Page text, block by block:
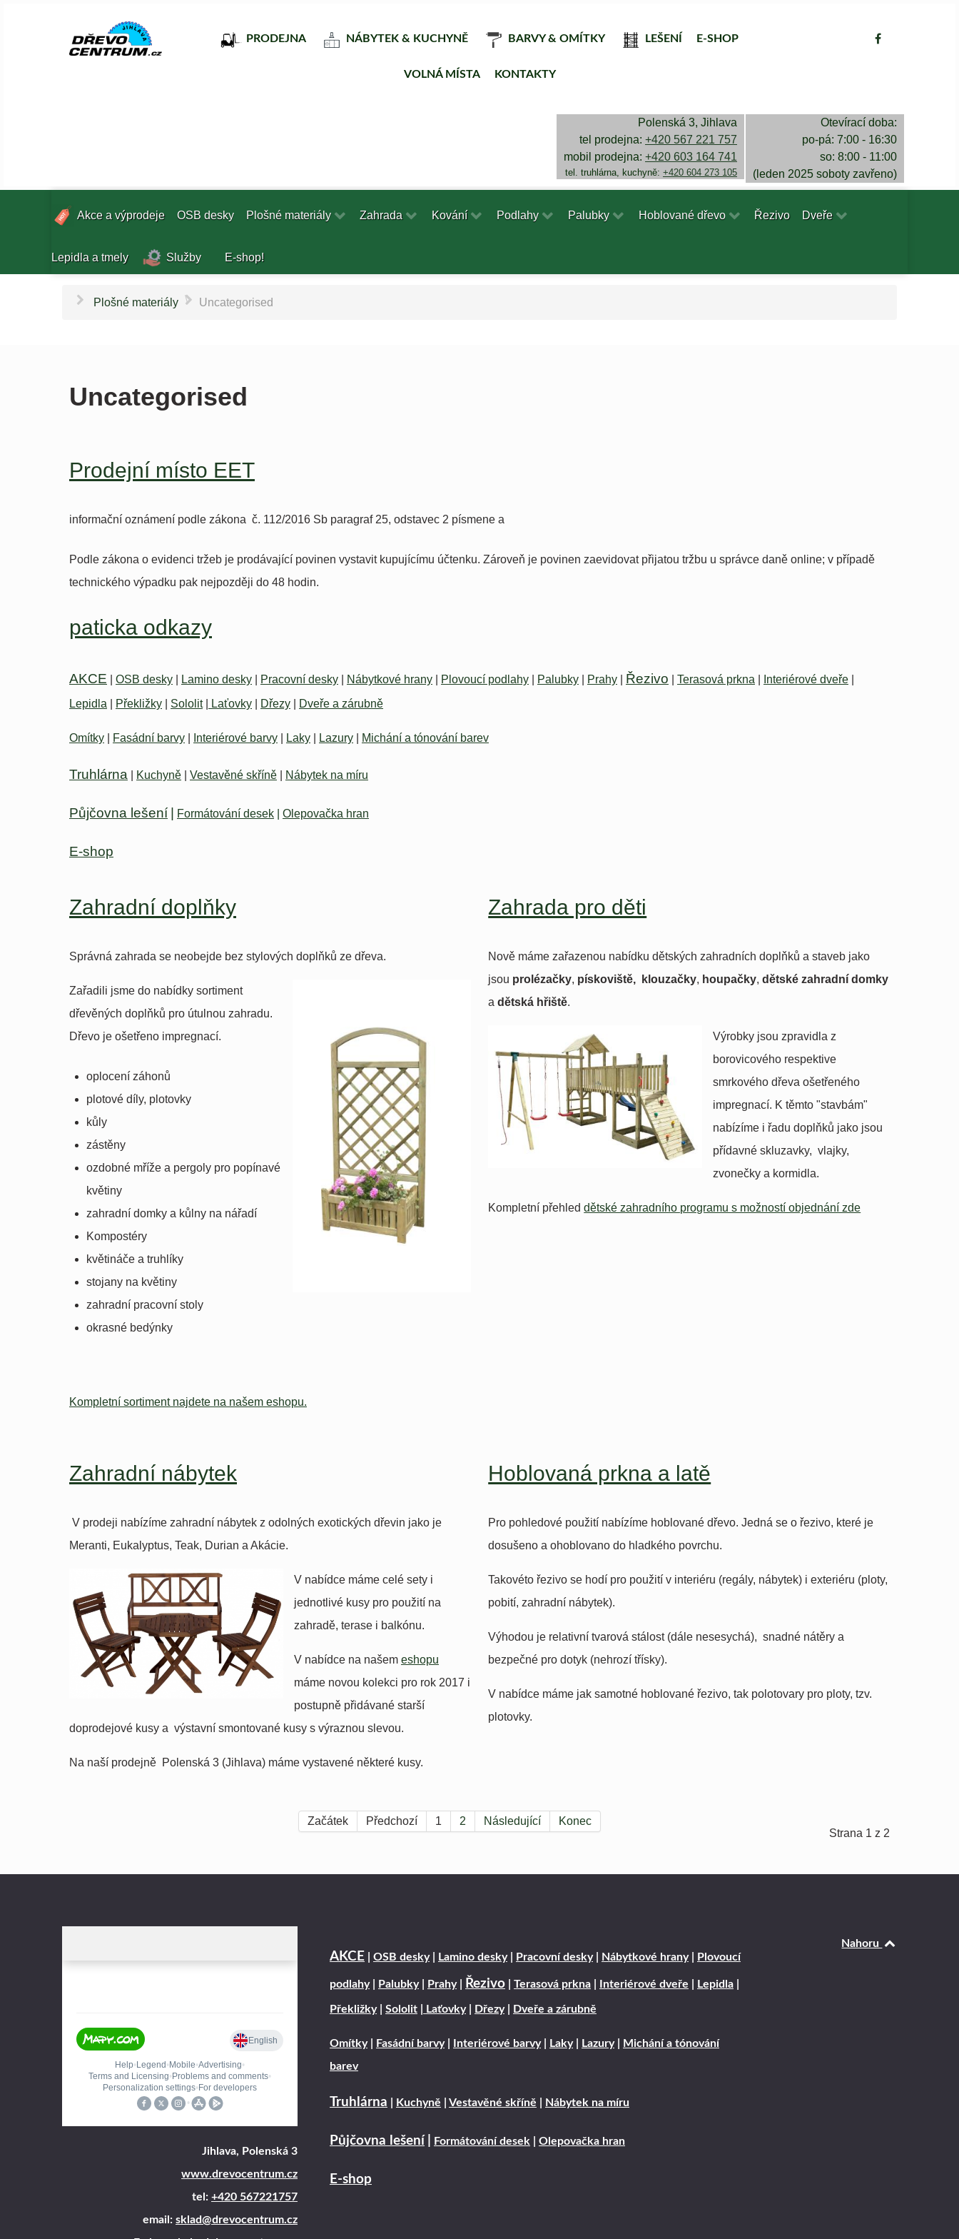
PRODEJNA NÁBYTEK & KUCHYNĚ BARVY & OMÍTKY LEŠENÍ E-SHOP
VOLNÁ MÍSTA KONTAKTY
Polenská 3, Jihlava
tel prodejna: +420 567 221 757
mobil prodejna: +420 603 164 741
tel. truhlárna, kuchyně: +420 604 273 105
Otevírací doba:
po-pá: 7:00 - 16:30
so: 8:00 - 11:00
(leden 2025 soboty zavřeno)
Akce a výprodeje OSB desky Plošné materiály Zahrada Kování Podlahy Palubky Hoblované dřevo Řezivo Dveře
Lepidla a tmely Služby E-shop!
Plošné materiály \ Uncategorised
Uncategorised
Prodejní místo EET
informační oznámení podle zákona č. 112/2016 Sb paragraf 25, odstavec 2 písmene a
Podle zákona o evidenci tržeb je prodávající povinen vystavit kupujícímu účtenku. Zároveň je povinen zaevidovat přijatou tržbu u správce daně online; v případě
technického výpadku pak nejpozději do 48 hodin.
paticka odkazy
AKCE OSB desky Lamino desky Pracovní desky Nábytkové hrany Plovoucí podlahy Palubky Prahy Řezivo Terasová prkna Interiérové dveře
Lepidla
Překližky Sololit| Laťovky Dřezy Dveře a zárubně
Omítky Fasádní barvy Interiérové barvy Laky Lazury Michání a tónování barev
Truhlárna Kuchyně Vestavěné skříně Nábytek na míru
Půjčovna lešení | Formátování desek Olepovačka hran
E-shop
Zahradní doplňky
Správná zahrada se neobejde bez stylových doplňků ze dřeva.
Zařadili jsme do nabídky sortiment
dřevěných doplňků pro útulnou zahradu.
Dřevo je ošetřeno impregnací.
oplocení záhonů
plotové díly, plotovky
kůly
zástěny
ozdobné mříže a pergoly pro popínavé
květiny
zahradní domky a kůlny na nářadí
Kompostéry
květináče a truhlíky
stojany na květiny
zahradní pracovní stoly
okrasné bedýnky
Kompletní sortiment najdete na našem eshopu.
Zahrada pro děti
Nově máme zařazenou nabídku dětských zahradních doplňků a staveb jako
jsou prolézačky, pískoviště, klouzačky, houpačky,dětské zahradní domky
adětská hřiště.
Výrobky jsou zpravidla z
borovicového respektive
smrkového dřeva ošetřeného
impregnací. K těmto "stavbám"
nabízíme i řadu doplňků jako jsou
přídavné skluzavky, vlajky,
zvonečky a kormidla.
Kompletní přehleddětské zahradního programu s možností objednání zde
Zahradní nábytek
V prodeji nabízíme zahradní nábytek z odolných exotických dřevin jako je
Meranti, Eukalyptus, Teak, Durian a Akácie.
V nabídce máme celé sety i
jednotlivé kusy pro použití na
zahradě, terase i balkónu.
V nabídce na našem eshopu
máme novou kolekci pro rok 2017 i
postupně přidávané starší
doprodejové kusy a výstavní smontované kusy s výraznou slevou.
Na naší prodejně Polenská 3 (Jihlava) máme vystavené některé kusy.
Hoblovaná prkna a latě
Pro pohledové použití nabízíme hoblované dřevo. Jedná se o řezivo, které je
dosušeno a ohoblovano do hladkého povrchu.
Takovéto řezivo se hodí pro použití v interiéru (regály, nábytek) i exteriéru (ploty,
pobití, zahradní nábytek).
Výhodou je relativní tvarová stálost (dále nesesychá), snadné nátěry a
bezpečné pro dotyk (nehrozí třísky).
V nabídce máme jak samotné hoblované řezivo, tak polotovary pro ploty, tzv.
plotovky.
Strana 1 z 2
Začátek Předchozí 1 2 Následující Konec
Jihlava, Polenská 3
www.drevocentrum.cz
tel: +420 567221757
email: sklad@drevocentrum.cz
AKCE OSB desky| Lamino desky| Pracovní desky| Nábytkové hrany| Plovoucí
podlahy| Palubky| Prahy| Řezivo Terasová prkna Interiérové dveře Lepidla
Překližky| Sololit Laťovky| Dřezy| Dveře a zárubně
Omítky| Fasádní barvy| Interiérové barvy| Laky| Lazury|
Michání a tónování
barev
Truhlárna Kuchyně Vestavěné skříně Nábytek na míru
Půjčovna lešení Formátování desek Olepovačka hran
E-shop
Nahoru